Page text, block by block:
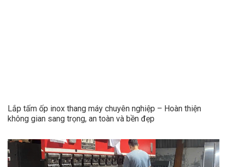
Lắp tấm ốp inox thang máy chuyên nghiệp – Hoàn thiện
không gian sang trọng, an toàn và bền đẹp